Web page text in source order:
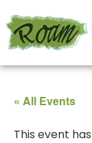
« All Events
This event